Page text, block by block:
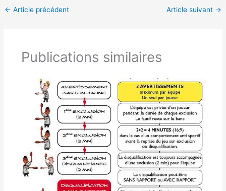
← Article précédent Article suivant →
Publications similaires